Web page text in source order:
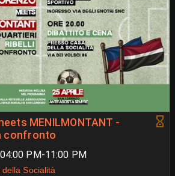
MENILMONTANT -
confronto
PM-11:00 PM
Socialità